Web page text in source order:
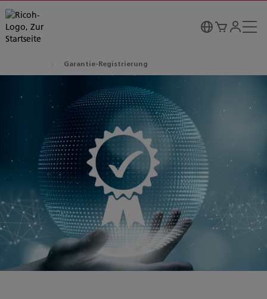
Garantie-Registrierung